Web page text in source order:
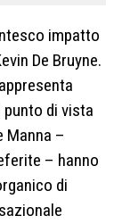
impatto
De Bruyne.
di vista
Manna –
– hanno
di